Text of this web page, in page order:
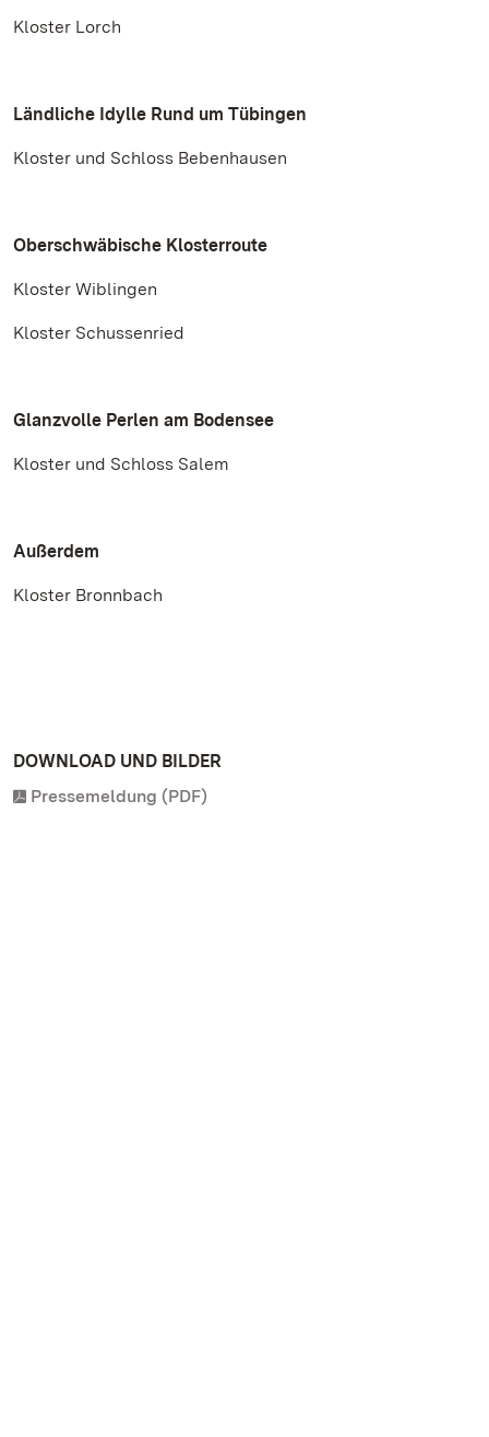
Kloster Lorch
Ländliche Idylle Rund um Tübingen
Kloster und Schloss Bebenhausen
Oberschwäbische Klosterroute
Kloster Wiblingen
Kloster Schussenried
Glanzvolle Perlen am Bodensee
Kloster und Schloss Salem
Außerdem
Kloster Bronnbach
DOWNLOAD UND BILDER
Pressemeldung (PDF)